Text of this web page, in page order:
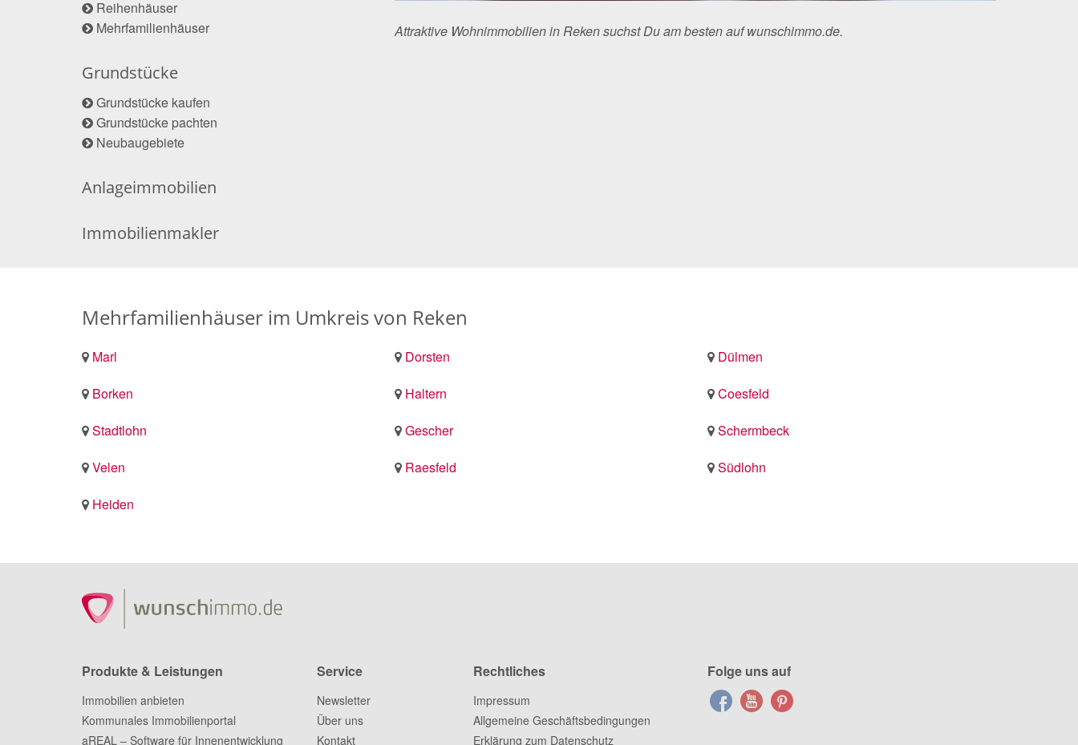
Reihenhäuser
Mehrfamilienhäuser
Grundstücke
Grundstücke kaufen
Grundstücke pachten
Neubaugebiete
Anlageimmobilien
Immobilienmakler
Attraktive Wohnimmobilien in Reken suchst Du am besten auf wunschimmo.de.
Mehrfamilienhäuser im Umkreis von Reken
Marl Dorsten
Dülmen
Borken
Haltern
Coesfeld
Stadtlohn
Gescher
Schermbeck
Velen
Raesfeld
Südlohn
Heiden
Produkte & Leistungen
Immobilien anbieten
Kommunales Immobilienportal
aREAL – Software für Innenentwicklung
Service
Newsletter
Über uns
Kontakt
Rechtliches
Impressum
Allgemeine Geschäftsbedingungen
Erklärung zum Datenschutz
Folge uns auf